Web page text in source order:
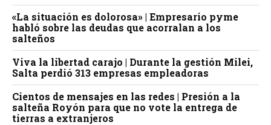
«La situación es dolorosa» | Empresario pyme
habló sobre las deudas que acorralan a los
salteños
Viva la libertad carajo | Durante la gestión Milei,
Salta perdió 313 empresas empleadoras
Cientos de mensajes en las redes | Presión a la
salteña Royón para que no vote la entrega de
tierras a extranjeros